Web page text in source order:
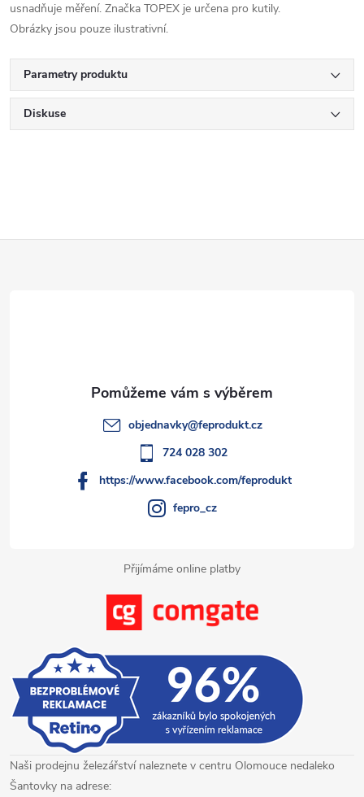
usnadňuje měření. Značka TOPEX je určena pro kutily.
Obrázky jsou pouze ilustrativní.
Parametry produktu
Diskuse
Přijímáme online platby
objednavky@feprodukt.cz
724 028 302
https://www.facebook.com/feprodukt
fepro_cz
Naši prodejnu železářství naleznete v centru Olomouce nedaleko
Šantovky na adrese: